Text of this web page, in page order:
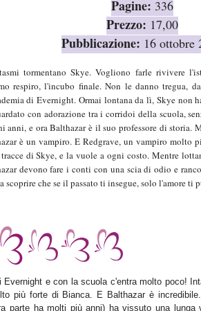
Pagine: 336
Prezzo: 17,00
Pubblicazione: 16 ottobre
tormentano Skye. Vogliono farle rivivere
respiro, l'incubo finale. Non le danno tregua,
di Evernight. Ormai lontana da lì, Skye non
con adorazione tra i corridoi della scuola,
anni, e ora Balthazar è il suo professore di storia.
è un vampiro. E Redgrave, un vampiro molto
di Skye, e la vuole a ogni costo. Mentre
devono fare i conti con una scia di odio e
scoprire che se il passato ti insegue, solo l'amore ti
e con la scuola c'entra molto poco!
più forte di Bianca. E Balthazar è
parte ha molti più anni) ha vissuto una lunga